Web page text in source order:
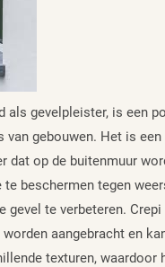
als gevelpleister, is een
van gebouwen. Het is
dat op de buitenmuur
te beschermen tegen
gevel te verbeteren. Crepi
aangebracht en
texturen, waardoor